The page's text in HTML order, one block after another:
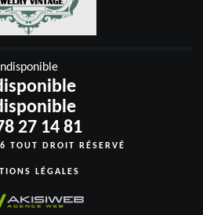
27 14 81
DROIT RÉSERVÉ
LÉGALES